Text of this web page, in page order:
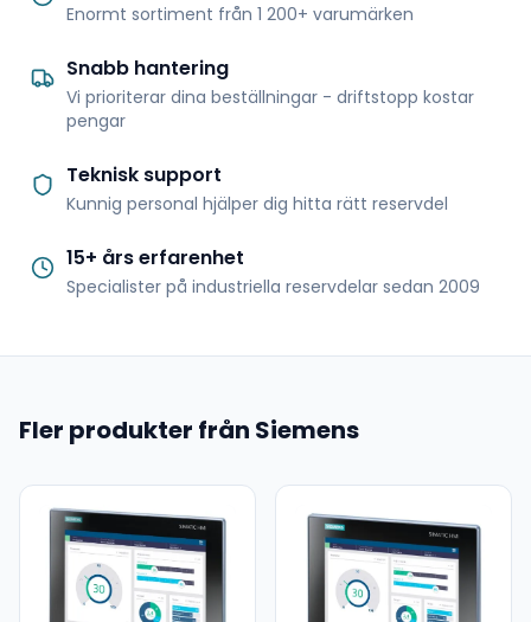
Enormt sortiment från 1 200+ varumärken
Snabb hantering
Vi prioriterar dina beställningar - driftstopp kostar
pengar
Teknisk support
Kunnig personal hjälper dig hitta rätt reservdel
15+ års erfarenhet
Specialister på industriella reservdelar sedan 2009
Fler produkter från Siemens